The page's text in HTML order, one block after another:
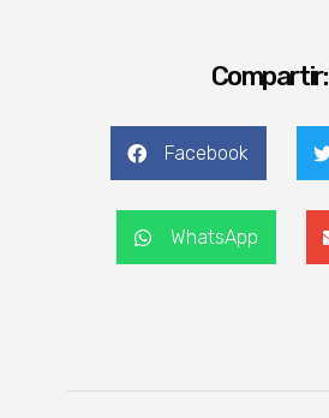
Compartir:
Facebook
WhatsApp